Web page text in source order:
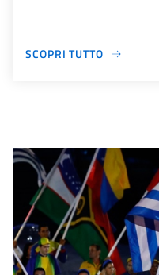
SCOPRI TUTTO